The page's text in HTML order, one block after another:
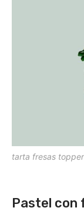
tarta fresas
Pastel con